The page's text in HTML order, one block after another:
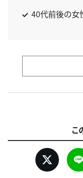
40代前後の女
こ